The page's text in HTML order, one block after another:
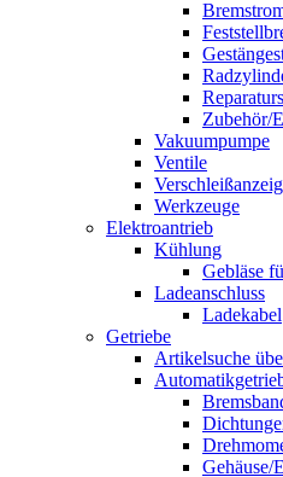
Zubehör/
Vakuumpumpe
Ventile
Werkzeuge
Elektroantrieb
Kühlung
Gebläse
Ladeanschluss
Ladekabel
Getriebe
Artikelsuche
Gehäuse/